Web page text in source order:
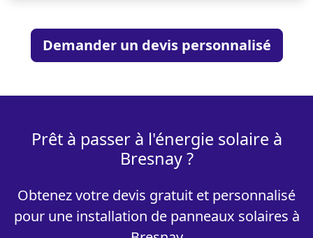
Demander un devis personnalisé
Prêt à passer à l'énergie solaire à
Bresnay ?
Obtenez votre devis gratuit et personnalisé
pour une installation de panneaux solaires à